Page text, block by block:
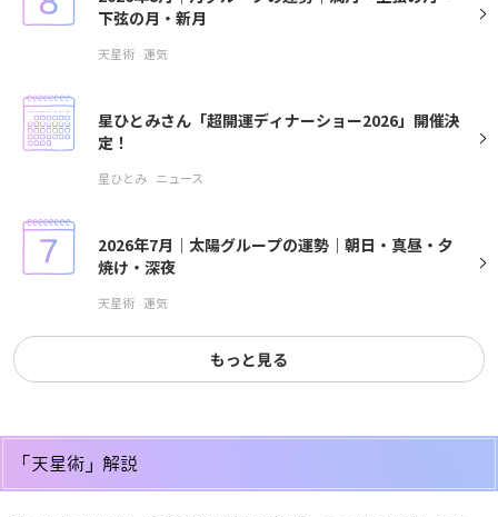
下弦の月・新月
天星術 運気
星ひとみさん「超開運ディナーショー2026」開催決
定！
星ひとみ ニュース
2026年7月｜太陽グループの運勢｜朝日・真昼・夕
焼け・深夜
天星術 運気
もっと見る
「天星術」解説